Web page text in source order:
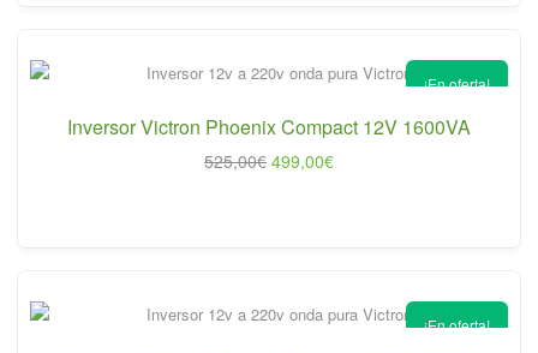
¡En oferta!
Inversor Victron Phoenix Compact 12V 1600VA
525,00€ El
525,00€.
499,00€El
499,00€.
¡En oferta!